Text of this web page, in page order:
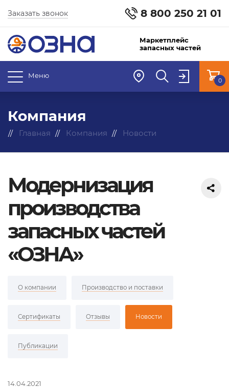
8 800 250 21 01
Заказать звонок
Маркетплейс
запасных частей
Меню
0
Компания
Главная Компания Новости
Модернизация
производства
запасных частей
«ОЗНА»
О компании Производство и поставки
Сертификаты Отзывы Новости
Публикации
14.04.2021